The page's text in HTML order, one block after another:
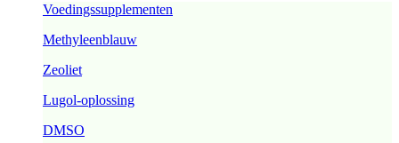
Voedingssupplementen
Methyleenblauw
Zeoliet
Lugol-oplossing
DMSO